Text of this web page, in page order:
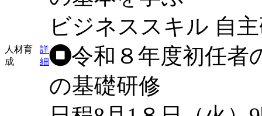
人材育
成
詳
細
ビジネススキル 自
令和８年度初任者
の基礎研修